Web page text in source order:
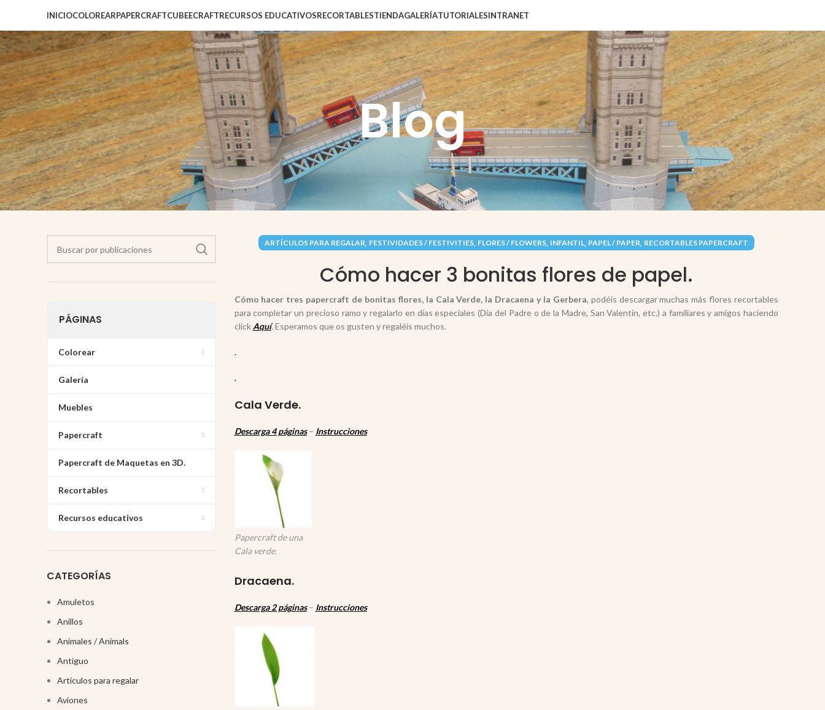
INICIOCOLOREARPAPERCRAFTCUBEECRAFTRECURSOS EDUCATIVOSRECORTABLESTIENDAGALERÍATUTORIALESINTRANET
Blog
ARTÍCULOS PARA REGALAR, FESTIVIDADES / FESTIVITIES, FLORES / FLOWERS, INFANTIL, PAPEL / PAPER, RECORTABLES PAPERCRAFT
Cómo hacer 3 bonitas flores de papel.
Cómo hacer tres papercraft de bonitas flores, la Cala Verde, la Dracaena y la Gerbera, podéis descargar muchas más flores recortables
para completar un precioso ramo y regalarlo en días especiales (Día del Padre o de la Madre, San Valentín, etc.) a familiares y amigos haciendo
click Aquí. Esperamos que os gusten y regaléis muchos.
.
.
Cala Verde.
Descarga 4 páginas– Instrucciones
Papercraft de una
Cala verde.
Dracaena.
Descarga 2 páginas– Instrucciones
PÁGINAS
Colorear
Galería
Muebles
Papercraft
Papercraft de Maquetas en 3D.
Recortables
Recursos educativos
CATEGORÍAS
Amuletos
Anillos
Animales / Animals
Antiguo
Artículos para regalar
Aviones